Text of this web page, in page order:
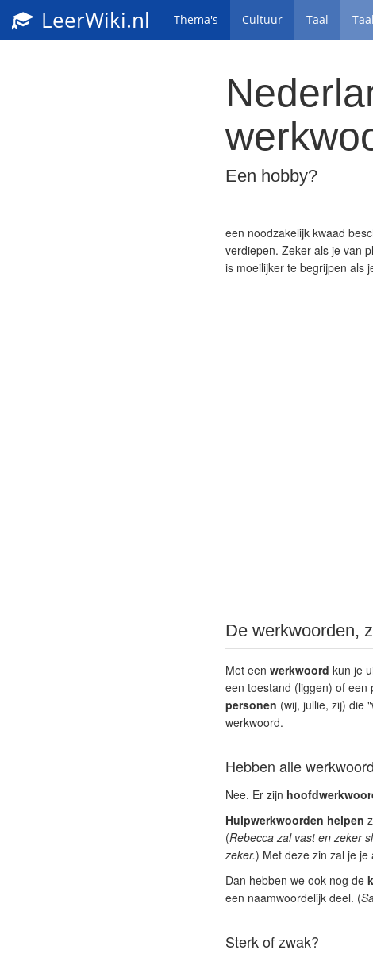
LeerWiki.nl Thema's Cultuur Taal
Een hobby?
een noodzakelijk kwaad
verdiepen. Zeker als je van
is moeilijker te begrijpen als
De werkwoorden,
Met een werkwoord kun je
een toestand (liggen) of
personen (wij, jullie, zij) die
werkwoord.
Hebben alle
Nee. Er zijn
Hulpwerkwoorden helpen
(Rebecca zal vast en zeker
zeker.) Met deze zin zal je je
Dan hebben we ook nog de
een naamwoordelijk deel. (
Sterk of zwak?